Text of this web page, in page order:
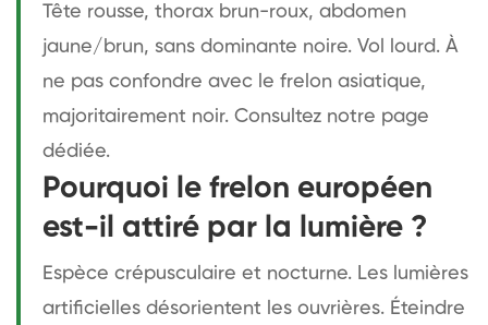
Tête rousse, thorax brun-roux, abdomen
jaune/brun, sans dominante noire. Vol lourd. À
ne pas confondre avec le frelon asiatique,
majoritairement noir. Consultez notre page
dédiée.
Pourquoi le frelon européen
est-il attiré par la lumière ?
Espèce crépusculaire et nocturne. Les lumières
artificielles désorientent les ouvrières. Éteindre